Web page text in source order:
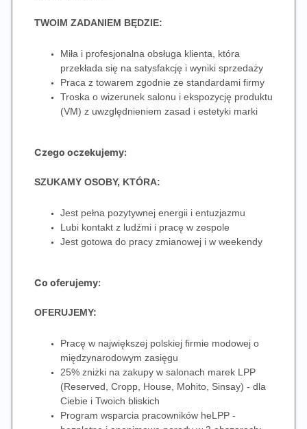
TWOIM ZADANIEM BĘDZIE:
Miła i profesjonalna obsługa klienta, która
przekłada się na satysfakcję i wyniki sprzedaży
Praca z towarem zgodnie ze standardami firmy
Troska o wizerunek salonu i ekspozycję produktu
(VM) z uwzględnieniem zasad i estetyki marki
Czego oczekujemy:
SZUKAMY OSOBY, KTÓRA:
Jest pełna pozytywnej energii i entuzjazmu
Lubi kontakt z ludźmi i pracę w zespole
Jest gotowa do pracy zmianowej i w weekendy
Co oferujemy:
OFERUJEMY:
Pracę w największej polskiej firmie modowej o
międzynarodowym zasięgu
25% zniżki na zakupy w salonach marek LPP
(Reserved, Cropp, House, Mohito, Sinsay) - dla
Ciebie i Twoich bliskich
Program wsparcia pracowników heLPP -